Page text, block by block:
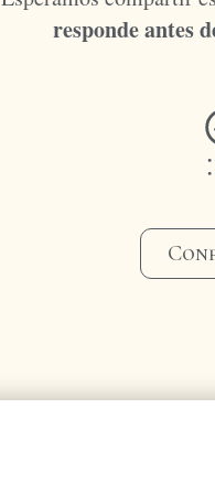
responde antes